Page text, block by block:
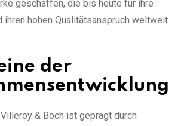
geschaffen, die bis heute für ihre
ihren hohen Qualitätsanspruch weltweit
der
& Boch ist geprägt durch